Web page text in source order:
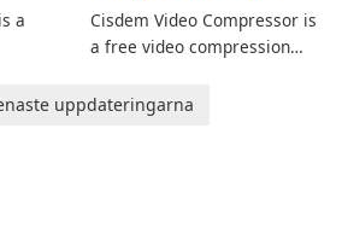
a
Cisdem Video Compressor is
a free video compression
users to compress media
uppdateringarna